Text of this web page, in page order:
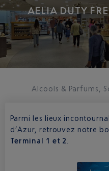
AELIA DUTY
Alcools & Parfums,
Parmi les lieux
d’Azur, retrouvez notre
Terminal 1 et 2